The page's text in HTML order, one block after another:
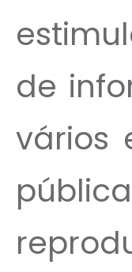
de
vários